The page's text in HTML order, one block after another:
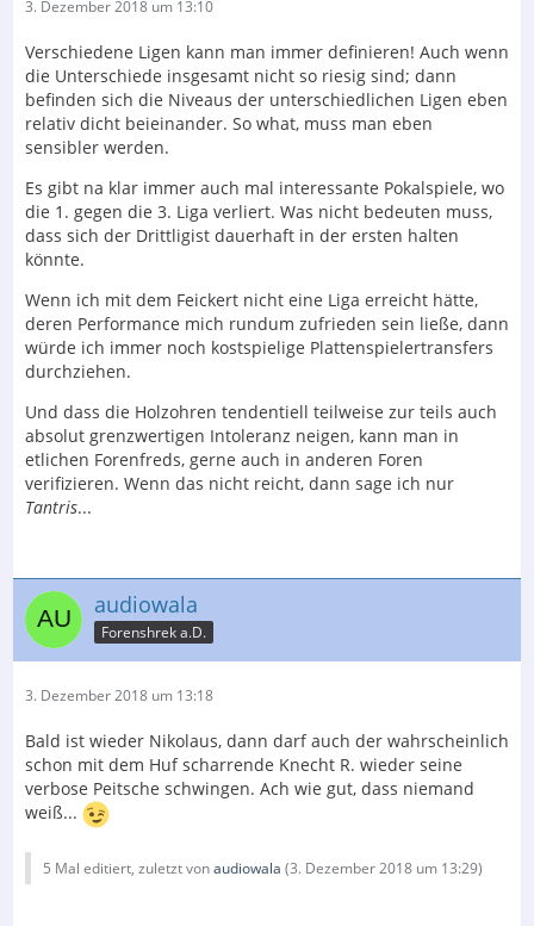
3. Dezember 2018 um 13:10
Verschiedene Ligen kann man immer definieren! Auch wenn
die Unterschiede insgesamt nicht so riesig sind; dann
befinden sich die Niveaus der unterschiedlichen Ligen eben
relativ dicht beieinander. So what, muss man eben
sensibler werden.
Es gibt na klar immer auch mal interessante Pokalspiele, wo
die 1. gegen die 3. Liga verliert. Was nicht bedeuten muss,
dass sich der Drittligist dauerhaft in der ersten halten
könnte.
Wenn ich mit dem Feickert nicht eine Liga erreicht hätte,
deren Performance mich rundum zufrieden sein ließe, dann
würde ich immer noch kostspielige Plattenspielertransfers
durchziehen.
Und dass die Holzohren tendentiell teilweise zur teils auch
absolut grenzwertigen Intoleranz neigen, kann man in
etlichen Forenfreds, gerne auch in anderen Foren
verifizieren. Wenn das nicht reicht, dann sage ich nur
Tantris...
audiowala
Forenshrek a.D.
3. Dezember 2018 um 13:18
Bald ist wieder Nikolaus, dann darf auch der wahrscheinlich
schon mit dem Huf scharrende Knecht R. wieder seine
verbose Peitsche schwingen. Ach wie gut, dass niemand
weiß...
5 Mal editiert, zuletzt vonaudiowala (3. Dezember 2018 um 13:29)